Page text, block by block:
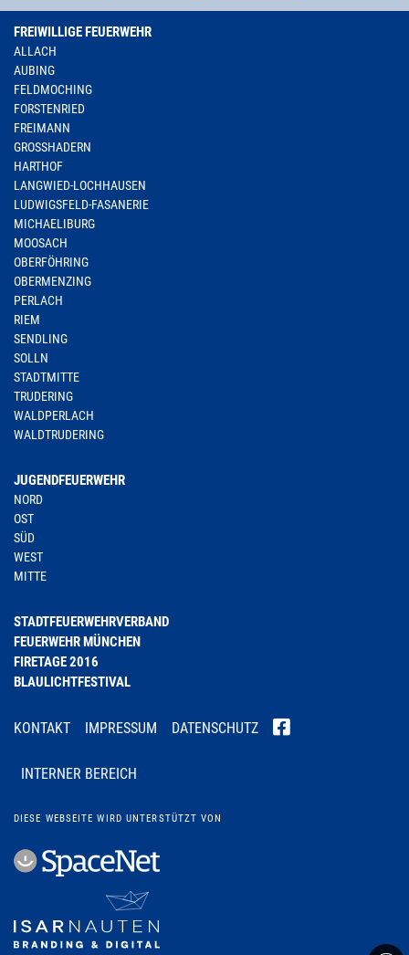
FREIWILLIGE FEUERWEHR
ALLACH
AUBING
FELDMOCHING
FORSTENRIED
FREIMANN
GROSSHADERN
HARTHOF
LANGWIED-LOCHHAUSEN
LUDWIGSFELD-FASANERIE
MICHAELIBURG
MOOSACH
OBERFÖHRING
OBERMENZING
PERLACH
RIEM
SENDLING
SOLLN
STADTMITTE
TRUDERING
WALDPERLACH
WALDTRUDERING
JUGENDFEUERWEHR
NORD
OST
SÜD
WEST
MITTE
STADTFEUERWEHRVERBAND
FEUERWEHR MÜNCHEN
FIRETAGE 2016
BLAULICHTFESTIVAL
KONTAKT IMPRESSUM DATENSCHUTZ
INTERNER BEREICH
DIESE WEBSEITE WIRD UNTERSTÜTZT VON